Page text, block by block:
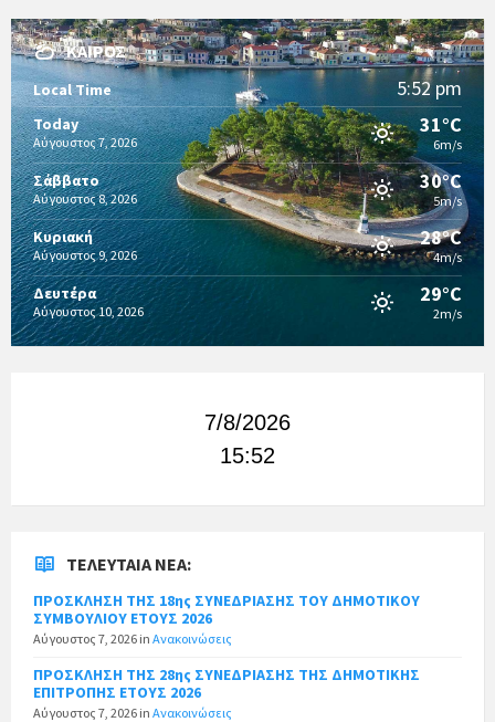
ΚΑΙΡΌΣ
Local Time 5:52 pm
Today
Αύγουστος 7, 2026
31°C
6m/s
Σάββατο
Αύγουστος 8, 2026
30°C
5m/s
Κυριακή
Αύγουστος 9, 2026
28°C
4m/s
Δευτέρα
Αύγουστος 10, 2026
29°C
2m/s
7/8/2026
15:52
ΤΕΛΕΥΤΑΊΑ ΝΈΑ:
ΠΡΟΣΚΛΗΣΗ ΤΗΣ 18ης ΣΥΝΕΔΡΙΑΣΗΣ ΤΟΥ ΔΗΜΟΤΙΚΟΥ
ΣΥΜΒΟΥΛΙΟΥ ΕΤΟΥΣ 2026
Αύγουστος 7, 2026 in Ανακοινώσεις
ΠΡΟΣΚΛΗΣΗ ΤΗΣ 28ης ΣΥΝΕΔΡΙΑΣΗΣ ΤΗΣ ΔΗΜΟΤΙΚΗΣ
ΕΠΙΤΡΟΠΗΣ ΕΤΟΥΣ 2026
Αύγουστος 7, 2026 in Ανακοινώσεις